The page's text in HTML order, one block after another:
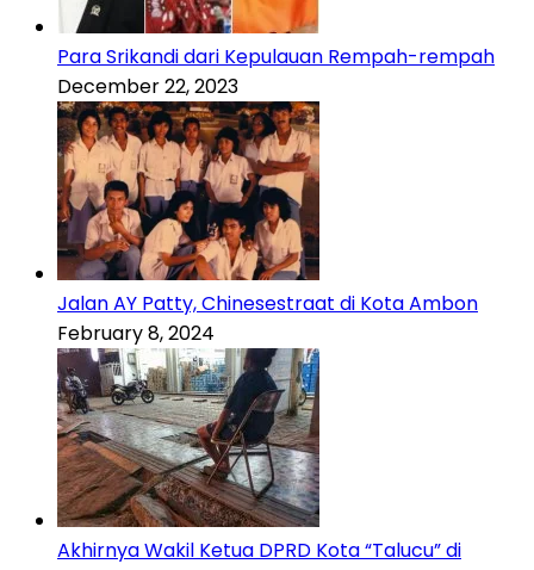
Para Srikandi dari Kepulauan Rempah-rempah
December 22, 2023
Jalan AY Patty, Chinesestraat di Kota Ambon
February 8, 2024
Akhirnya Wakil Ketua DPRD Kota “Talucu” di